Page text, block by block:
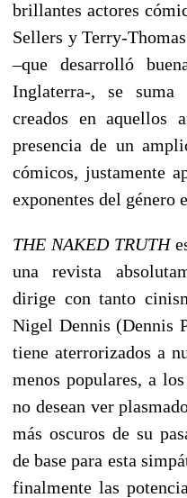
brillantes actores
Sellers y Terry-
–que desarrolló
Inglaterra-, se
creados en aquellos
presencia de un
cómicos, justamente
exponentes del género
THE NAKED TRUTH
una revista
dirige con tanto
Nigel Dennis (Dennis
tiene aterrorizados a
menos populares, a
no desean ver
más oscuros de su
de base para esta
finalmente las